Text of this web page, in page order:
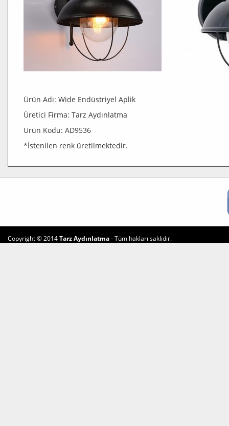
Ürün Adı: Wide Endüstriyel Aplik
Üretici Firma: Tarz Aydınlatma
Ürün Kodu: AD9536
*İstenilen renk üretilmektedir.
Copyright © 2014Tarz Aydınlatma- Tüm hakları saklıdır.